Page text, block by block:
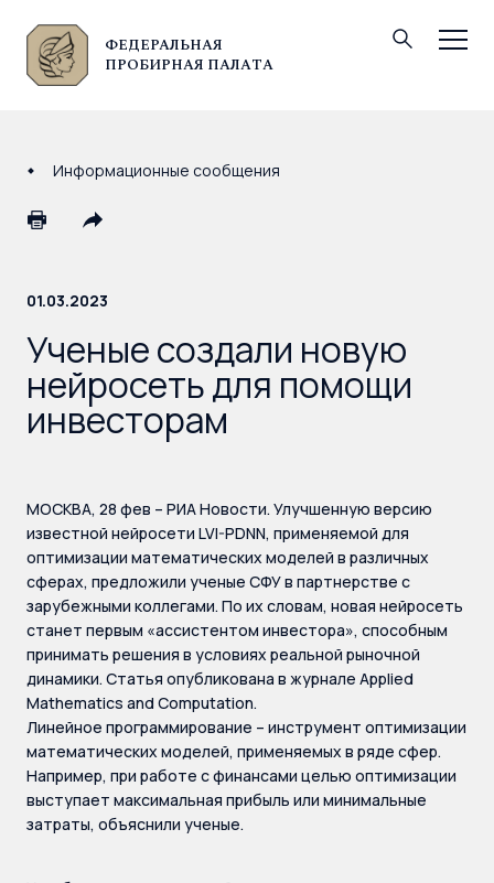
ФЕДЕРАЛЬНАЯ
ПРОБИРНАЯ ПАЛАТА
© Федеральная пробирная палата, 2026
Информационные сообщения
01.03.2023
Ученые создали новую
нейросеть для помощи
инвесторам
МОСКВА, 28 фев – РИА Новости. Улучшенную версию
известной нейросети LVI-PDNN, применяемой для
оптимизации математических моделей в различных
сферах, предложили ученые СФУ в партнерстве с
зарубежными коллегами. По их словам, новая нейросеть
станет первым «ассистентом инвестора», способным
принимать решения в условиях реальной рыночной
динамики. Статья опубликована в журнале Applied
Mathematics and Computation.
Линейное программирование – инструмент оптимизации
математических моделей, применяемых в ряде сфер.
Например, при работе с финансами целью оптимизации
выступает максимальная прибыль или минимальные
затраты, объяснили ученые.